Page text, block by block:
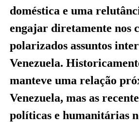
doméstica e uma
engajar diretamente nos
polarizados assuntos
Venezuela.
manteve uma relação
Venezuela, mas as
políticas e humanitárias